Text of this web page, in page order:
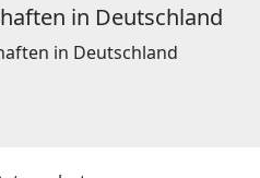
in Deutschland